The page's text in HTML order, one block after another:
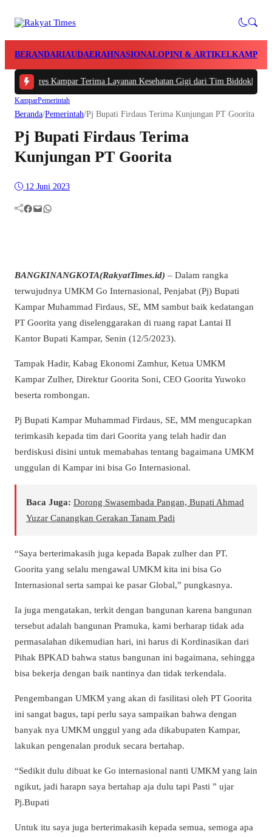
BERANDARIAUDAERAHNASIONALOPINI & ARTIKELKAMPAR
Kampar Terima Layanan Kesehatan Gigi dari Tim Biddokkes Polda
KamparPemerintah
Beranda/Pemerintah/Pj Bupati Firdaus Terima Kunjungan PT Goorita
Pj Bupati Firdaus Terima
Kunjungan PT Goorita
12 Juni 2023
Facebook Mail WhatsApp
BANGKINANGKOTA(RakyatTimes.id) – Dalam rangka
terwujudnya UMKM Go Internasional, Penjabat (Pj) Bupati
Kampar Muhammad Firdaus, SE, MM sambut baik kedatangan
PT Goorita yang diselenggarakan di ruang rapat Lantai II
Kantor Bupati Kampar, Senin (12/5/2023).
Tampak Hadir, Kabag Ekonomi Zamhur, Ketua UMKM
Kampar Zulher, Direktur Goorita Soni, CEO Goorita Yuwoko
beserta rombongan.
Pj Bupati Kampar Muhammad Firdaus, SE, MM mengucapkan
terimkasih kepada tim dari Goorita yang telah hadir dan
berdiskusi disini untuk memabahas tentang bagaimana UMKM
unggulan di Kampar ini bisa Go Internasional.
Baca Juga: Dorong Swasembada Pangan, Bupati Ahmad
Yuzar Canangkan Gerakan Tanam Padi
“Saya berterimakasih juga kepada Bapak zulher dan PT.
Goorita yang selalu mengawal UMKM kita ini bisa Go
Internasional serta sampai ke pasar Global,” pungkasnya.
Ia juga mengatakan, terkit dengan bangunan karena bangunan
tersebut adalah bangunan Pramuka, kami berharap tidak ada
permasalahan dikemudian hari, ini harus di Kordinasikan dari
Pihak BPKAD bahwa status bangunan ini bagaimana, sehingga
bisa bekerja dengan baik nantinya dan tidak terkendala.
Pengembangan UMKM yang akan di fasilitasi oleh PT Goorita
ini sangat bagus, tapi perlu saya sampaikan bahwa dengan
banyak nya UMKM unggul yang ada dikabupaten Kampar,
lakukan pengenalan produk secara bertahap.
“Sedikit dulu dibuat ke Go internasional nanti UMKM yang lain
ngikut, jadi harapn saya bertahap aja dulu tapi Pasti ” ujar
Pj.Bupati
Untuk itu saya juga berterimakasih kepada semua, semoga apa